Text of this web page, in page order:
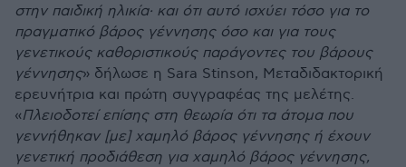
στην παιδική ηλικία· και ότι αυτό ισχύει τόσο για το
πραγματικό βάρος γέννησης όσο και για τους
γενετικούς καθοριστικούς παράγοντες του βάρους
γέννησης» δήλωσε η Sara Stinson, Μεταδιδακτορική
ερευνήτρια και πρώτη συγγραφέας της μελέτης.
«Πλειοδοτεί επίσης στη θεωρία ότι τα άτομα που
γεννήθηκαν [με] χαμηλό βάρος γέννησης ή έχουν
γενετική προδιάθεση για χαμηλό βάρος γέννησης,